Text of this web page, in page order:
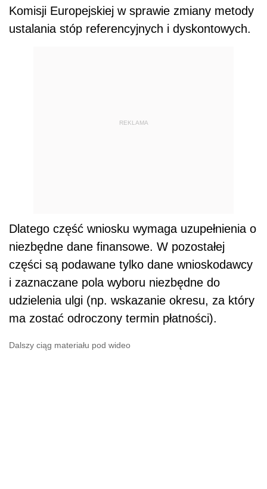
Komisji Europejskiej w sprawie zmiany metody
ustalania stóp referencyjnych i dyskontowych.
REKLAMA
Dlatego część wniosku wymaga uzupełnienia o
niezbędne dane finansowe. W pozostałej
części są podawane tylko dane wnioskodawcy
i zaznaczane pola wyboru niezbędne do
udzielenia ulgi (np. wskazanie okresu, za który
ma zostać odroczony termin płatności).
Dalszy ciąg materiału pod wideo